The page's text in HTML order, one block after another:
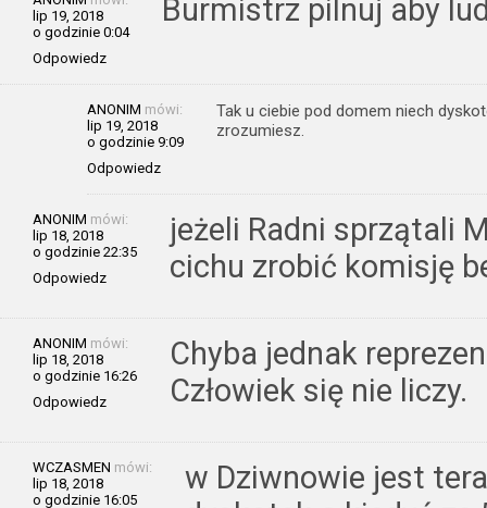
lip 19, 2018
o godzinie 0:04
Odpowiedz
Burmistrz pilnuj aby
ANONIM mówi:
lip 19, 2018
o godzinie 9:09
Odpowiedz
Tak u ciebie pod domem niech
zrozumiesz.
ANONIM mówi:
lip 18, 2018
o godzinie 22:35
Odpowiedz
jeżeli Radni sprzątali
cichu zrobić komisję
ANONIM mówi:
lip 18, 2018
o godzinie 16:26
Odpowiedz
Chyba jednak
Człowiek się nie liczy.
WCZASMEN mówi:
lip 18, 2018
o godzinie 16:05
w Dziwnowie jest